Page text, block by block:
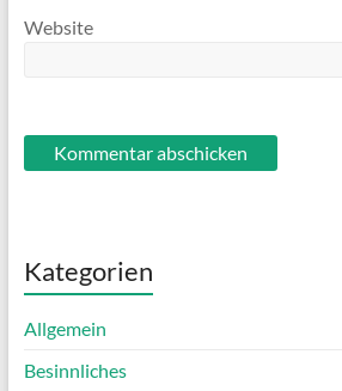
Website
Kategorien
Allgemein
Besinnliches